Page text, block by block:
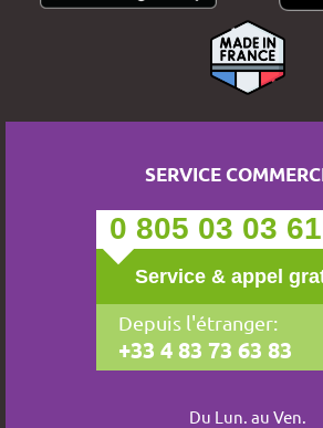
SERVICE
0 805 03 03 61
Service & appel
Depuis l'étranger:
+33 4 83 73 63 83
Du Lun. au Ven.